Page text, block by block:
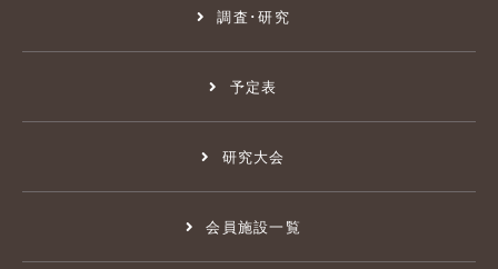
調査･研究
予定表
研究大会
会員施設一覧